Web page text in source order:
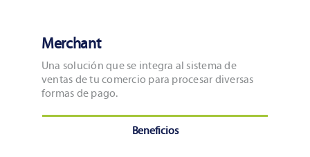
Merchant
Una solución que se integra al sistema de
ventas de tu comercio para procesar diversas
formas de pago.
Beneficios